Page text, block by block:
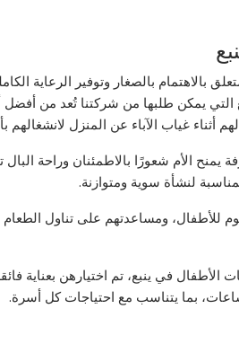
بالاهتمام بالصغار وتوفير الرعاية
التي يمكن طلبها من شركتنا تُعد من
أثناء غياب الآباء عن المنزل لانشغالهم
الأم شعورًا بالاطمئنان وراحة
لنشأة سوية ومتوازنة.
للأطفال، ومساعدتهم على تناول
الأطفال في ينبع، تم اختيارهن بعناية
بما يتناسب مع احتياجات كل أسرة.